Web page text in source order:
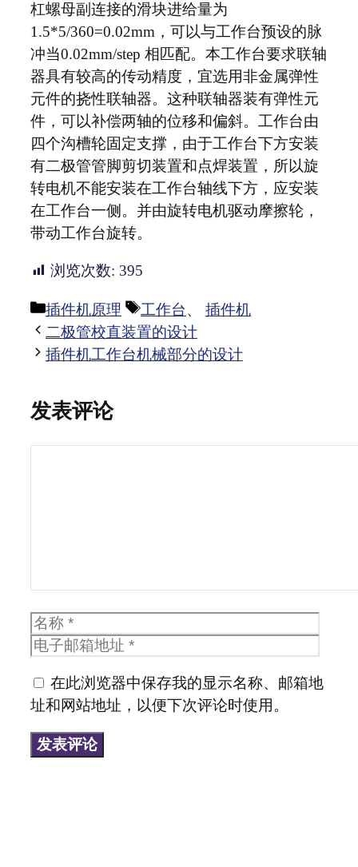
杠螺母副连接的滑块进给量为
1.5*5/360=0.02mm，可以与工作台预设的脉
冲当0.02mm/step 相匹配。本工作台要求联轴
器具有较高的传动精度，宜选用非金属弹性
元件的挠性联轴器。这种联轴器装有弹性元
件，可以补偿两轴的位移和偏斜。工作台由
四个沟槽轮固定支撑，由于工作台下方安装
有二极管管脚剪切装置和点焊装置，所以旋
转电机不能安装在工作台轴线下方，应安装
在工作台一侧。并由旋转电机驱动摩擦轮，
带动工作台旋转。
浏览次数: 395
分
类
插件机原理
标
签
工作台、 插件机
二极管校直装置的设计
插件机工作台机械部分的设计
发表评论
名
称
箱
在此浏览器中保存我的显示名称、邮箱地
址和网站地址，以便下次评论时使用。